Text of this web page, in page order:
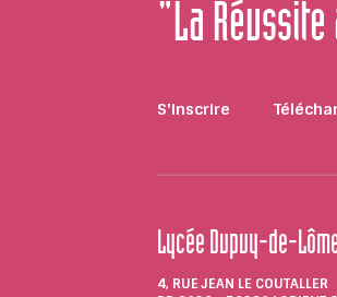
"La
S'inscrire
Lycée Dupuy-de-
4, RUE JEAN LE COUTALLER